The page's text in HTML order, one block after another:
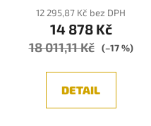
12 295,87 Kč bez DPH
14 878 Kč
18 011,11 Kč (–17 %)
DETAIL